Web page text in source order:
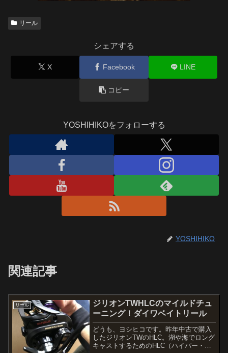
リール
シェアする
X Facebook LINE
コピー
YOSHIHIKOをフォローする
YOSHIHIKO
関連記事
リール
ジリオンTWHLCのマイルドチュ
ーニング！ダイワベイトリール
どうも、ヨシヒコです。昨年中古で購入
したジリオンTWのHLC。湖や海でロング
キャストするためのHLC（ハイパー・ロ